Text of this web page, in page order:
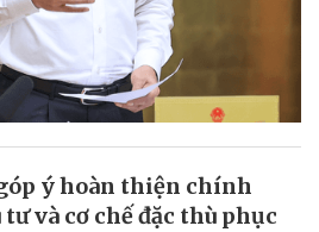
ý hoàn thiện chính
và cơ chế đặc thù phục